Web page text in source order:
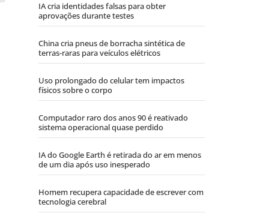
IA cria identidades falsas para obter
aprovações durante testes
China cria pneus de borracha sintética de
terras-raras para veículos elétricos
Uso prolongado do celular tem impactos
físicos sobre o corpo
Computador raro dos anos 90 é reativado
sistema operacional quase perdido
IA do Google Earth é retirada do ar em menos
de um dia após uso inesperado
Homem recupera capacidade de escrever com
tecnologia cerebral